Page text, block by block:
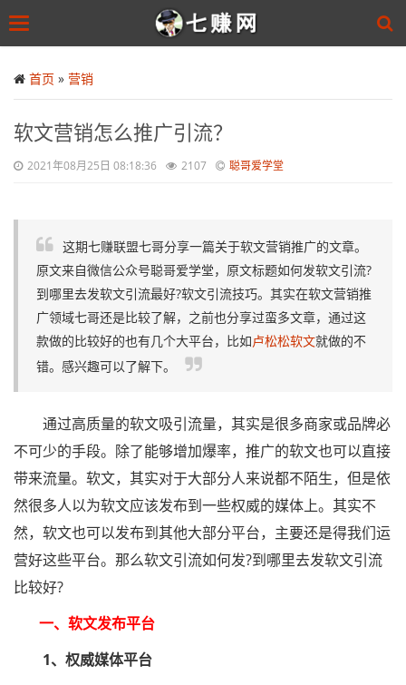
to
main
Toggle
首页 » 营销
软文营销怎么推广引流？
2021年08月25日 08:18:36 2107 聪哥爱学堂
这期七赚联盟七哥分享一篇关于软文营销推广的文章。
原文来自微信公众号聪哥爱学堂，原文标题如何发软文引流?
到哪里去发软文引流最好?软文引流技巧。其实在软文营销推
广领域七哥还是比较了解，之前也分享过蛮多文章，通过这
款做的比较好的也有几个大平台，比如卢松松软文就做的不
错。感兴趣可以了解下。
通过高质量的软文吸引流量，其实是很多商家或品牌必
不可少的手段。除了能够增加爆率，推广的软文也可以直接
带来流量。软文，其实对于大部分人来说都不陌生，但是依
然很多人以为软文应该发布到一些权威的媒体上。其实不
然，软文也可以发布到其他大部分平台，主要还是得我们运
营好这些平台。那么软文引流如何发?到哪里去发软文引流
比较好?
一、软文发布平台
1、权威媒体平台